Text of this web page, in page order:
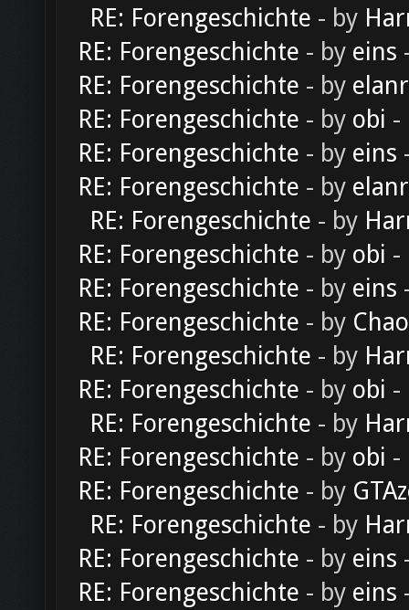
RE: Forengeschichte - by
RE: Forengeschichte - by eins
RE: Forengeschichte - by
RE: Forengeschichte - by obi -
RE: Forengeschichte - by eins
RE: Forengeschichte - by
RE: Forengeschichte - by
RE: Forengeschichte - by obi -
RE: Forengeschichte - by eins
RE: Forengeschichte - by
RE: Forengeschichte - by
RE: Forengeschichte - by obi -
RE: Forengeschichte - by
RE: Forengeschichte - by obi -
RE: Forengeschichte - by
RE: Forengeschichte - by
RE: Forengeschichte - by eins
RE: Forengeschichte - by eins